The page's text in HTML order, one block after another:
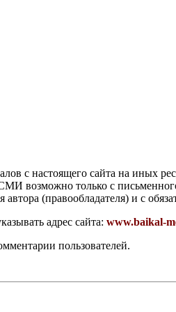
с настоящего сайта на иных
возможно только с
(правообладателя) и с
адрес сайта: www.baikal-
пользователей.